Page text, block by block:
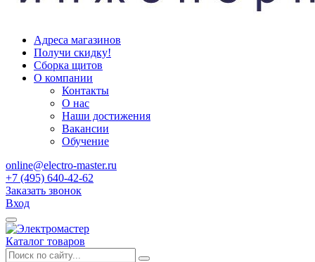
Адреса магазинов
Получи скидку!
Сборка щитов
О компании
Контакты
О нас
Наши достижения
Вакансии
Обучение
online@electro-master.ru
+7 (495) 640-42-62
Заказать звонок
Вход
Каталог товаров